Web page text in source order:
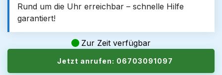
Rund um die Uhr erreichbar – schnelle Hilfe
garantiert!
Zur Zeit verfügbar
Jetzt anrufen: 06703091097